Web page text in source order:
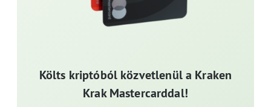
Költs kriptóból közvetlenül a Kraken
Krak Mastercarddal!